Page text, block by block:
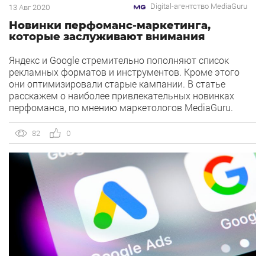
13 Авг 2020 Digital-агентство MediaGuru
Новинки перфоманс-маркетинга,
которые заслуживают внимания
Яндекс и Google стремительно пополняют список
рекламных форматов и инструментов. Кроме этого
они оптимизировали старые кампании. В статье
расскажем о наиболее привлекательных новинках
перфоманса, по мнению маркетологов MediaGuru.
новинки, а с важной старинки, которую почему-то
часто игнорируют. Речь идет о стратегии Google с
оплатой за […]
82 0